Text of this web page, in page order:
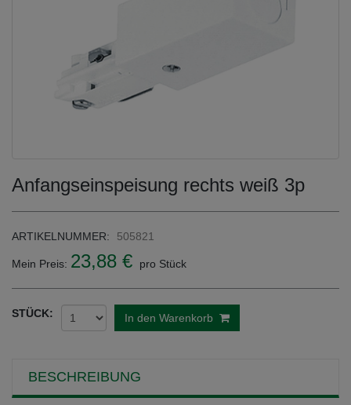
Anfangseinspeisung rechts weiß 3p
ARTIKELNUMMER: 505821
Mein Preis: 23,88 € pro Stück
STÜCK: In den Warenkorb
BESCHREIBUNG